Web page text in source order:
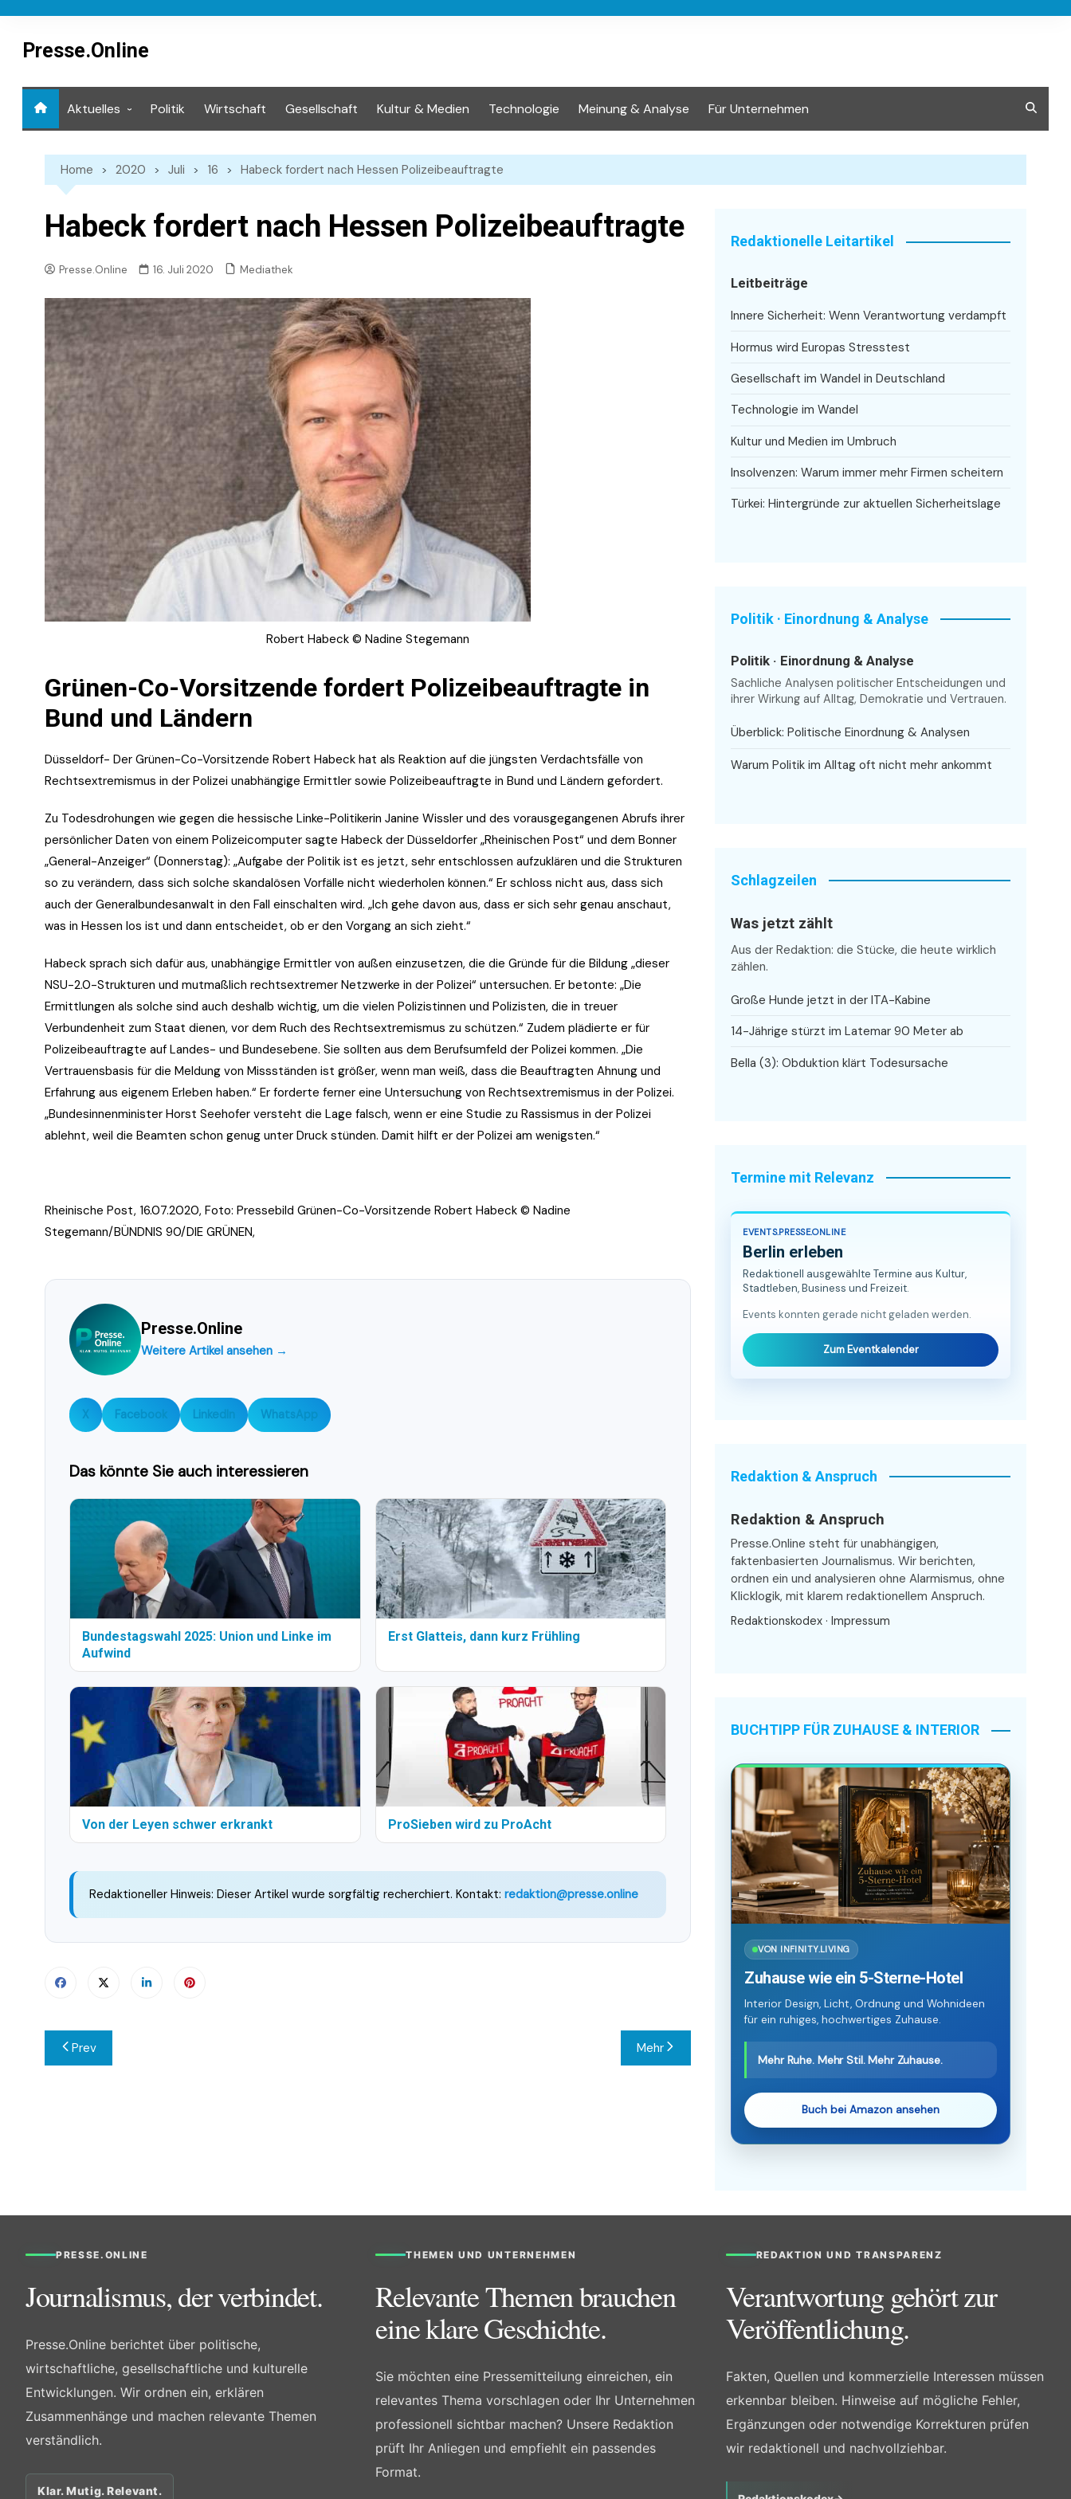
contentPresse.Online
Aktuelles Politik Wirtschaft Gesellschaft Kultur & Medien Technologie Meinung & Analyse Für Unternehmen
Home 2020 Juli 16 Habeck fordert nach Hessen Polizeibeauftragte
Habeck fordert nach Hessen Polizeibeauftragte
Presse.Online 16. Juli 2020 Mediathek
Robert Habeck © Nadine Stegemann
Grünen-Co-Vorsitzende fordert Polizeibeauftragte in
Bund und Ländern
Düsseldorf- Der Grünen-Co-Vorsitzende Robert Habeck hat als Reaktion auf die jüngsten Verdachtsfälle von
Rechtsextremismus in der Polizei unabhängige Ermittler sowie Polizeibeauftragte in Bund und Ländern gefordert.
Zu Todesdrohungen wie gegen die hessische Linke-Politikerin Janine Wissler und des vorausgegangenen Abrufs ihrer
persönlicher Daten von einem Polizeicomputer sagte Habeck der Düsseldorfer „Rheinischen Post“ und dem Bonner
„General-Anzeiger“ (Donnerstag): „Aufgabe der Politik ist es jetzt, sehr entschlossen aufzuklären und die Strukturen
so zu verändern, dass sich solche skandalösen Vorfälle nicht wiederholen können.“ Er schloss nicht aus, dass sich
auch der Generalbundesanwalt in den Fall einschalten wird. „Ich gehe davon aus, dass er sich sehr genau anschaut,
was in Hessen los ist und dann entscheidet, ob er den Vorgang an sich zieht.“
Habeck sprach sich dafür aus, unabhängige Ermittler von außen einzusetzen, die die Gründe für die Bildung „dieser
NSU-2.0-Strukturen und mutmaßlich rechtsextremer Netzwerke in der Polizei“ untersuchen. Er betonte: „Die
Ermittlungen als solche sind auch deshalb wichtig, um die vielen Polizistinnen und Polizisten, die in treuer
Verbundenheit zum Staat dienen, vor dem Ruch des Rechtsextremismus zu schützen.“ Zudem plädierte er für
Polizeibeauftragte auf Landes- und Bundesebene. Sie sollten aus dem Berufsumfeld der Polizei kommen. „Die
Vertrauensbasis für die Meldung von Missständen ist größer, wenn man weiß, dass die Beauftragten Ahnung und
Erfahrung aus eigenem Erleben haben.“ Er forderte ferner eine Untersuchung von Rechtsextremismus in der Polizei.
„Bundesinnenminister Horst Seehofer versteht die Lage falsch, wenn er eine Studie zu Rassismus in der Polizei
ablehnt, weil die Beamten schon genug unter Druck stünden. Damit hilft er der Polizei am wenigsten.“
Rheinische Post, 16.07.2020, Foto: Pressebild Grünen-Co-Vorsitzende Robert Habeck © Nadine
Stegemann/BÜNDNIS 90/DIE GRÜNEN,
Presse.Online
Weitere Artikel ansehen →
X Facebook LinkedIn WhatsApp
Das könnte Sie auch interessieren
Bundestagswahl 2025: Union und Linke im
Aufwind
Erst Glatteis, dann kurz Frühling
Von der Leyen schwer erkrankt ProSieben wird zu ProAcht
Redaktioneller Hinweis: Dieser Artikel wurde sorgfältig recherchiert. Kontakt: redaktion@presse.online
Beitragsnavigation
Prev Mehr
Redaktionelle Leitartikel
Leitbeiträge
Innere Sicherheit: Wenn Verantwortung verdampft
Hormus wird Europas Stresstest
Gesellschaft im Wandel in Deutschland
Technologie im Wandel
Kultur und Medien im Umbruch
Insolvenzen: Warum immer mehr Firmen scheitern
Türkei: Hintergründe zur aktuellen Sicherheitslage
Politik · Einordnung & Analyse
Politik · Einordnung & Analyse
Sachliche Analysen politischer Entscheidungen und
ihrer Wirkung auf Alltag, Demokratie und Vertrauen.
Überblick: Politische Einordnung & Analysen
Warum Politik im Alltag oft nicht mehr ankommt
Schlagzeilen
Was jetzt zählt
Aus der Redaktion: die Stücke, die heute wirklich
zählen.
Große Hunde jetzt in der ITA-Kabine
14-Jährige stürzt im Latemar 90 Meter ab
Bella (3): Obduktion klärt Todesursache
Termine mit Relevanz
EVENTS.PRESSE.ONLINE
Berlin erleben
Redaktionell ausgewählte Termine aus Kultur,
Stadtleben, Business und Freizeit.
Events konnten gerade nicht geladen werden.
Zum Eventkalender
Redaktion & Anspruch
Redaktion & Anspruch
Presse.Online steht für unabhängigen,
faktenbasierten Journalismus. Wir berichten,
ordnen ein und analysieren ohne Alarmismus, ohne
Klicklogik, mit klarem redaktionellem Anspruch.
Redaktionskodex · Impressum
BUCHTIPP FÜR ZUHAUSE & INTERIOR
VON INFINITY.LIVING
Zuhause wie ein 5-Sterne-Hotel
Interior Design, Licht, Ordnung und Wohnideen
für ein ruhiges, hochwertiges Zuhause.
Mehr Ruhe. Mehr Stil. Mehr Zuhause.
Buch bei Amazon ansehen
PRESSE.ONLINE
Journalismus, der verbindet.
Presse.Online berichtet über politische,
wirtschaftliche, gesellschaftliche und kulturelle
Entwicklungen. Wir ordnen ein, erklären
Zusammenhänge und machen relevante Themen
verständlich.
Klar. Mutig. Relevant.
THEMEN UND UNTERNEHMEN
Relevante Themen brauchen
eine klare Geschichte.
Sie möchten eine Pressemitteilung einreichen, ein
relevantes Thema vorschlagen oder Ihr Unternehmen
professionell sichtbar machen? Unsere Redaktion
prüft Ihr Anliegen und empfiehlt ein passendes
Format.
REDAKTION UND TRANSPARENZ
Verantwortung gehört zur
Veröffentlichung.
Fakten, Quellen und kommerzielle Interessen müssen
erkennbar bleiben. Hinweise auf mögliche Fehler,
Ergänzungen oder notwendige Korrekturen prüfen
wir redaktionell und nachvollziehbar.